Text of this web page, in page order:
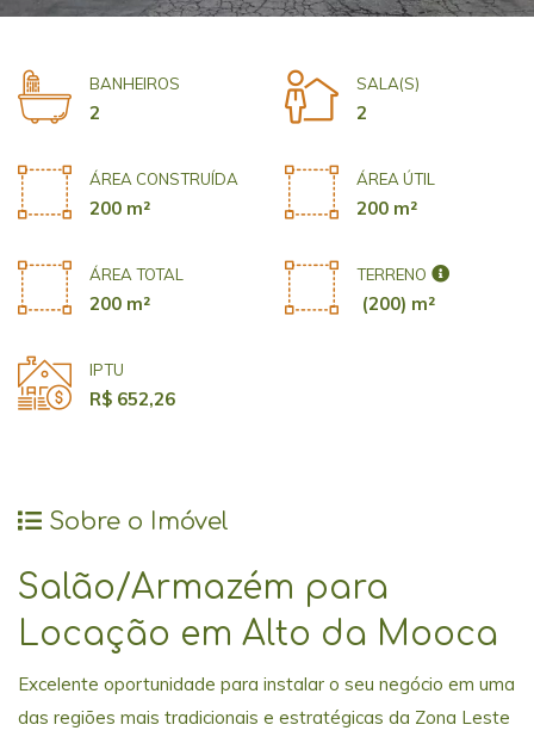
BANHEIROS
2
SALA(S)
2
ÁREA CONSTRUÍDA
200 m²
ÁREA ÚTIL
200 m²
ÁREA TOTAL
200 m²
TERRENO
(200) m²
IPTU
R$ 652,26
Sobre o Imóvel
Salão/Armazém para
Locação em Alto da Mooca
Excelente oportunidade para instalar o seu negócio em uma
das regiões mais tradicionais e estratégicas da Zona Leste